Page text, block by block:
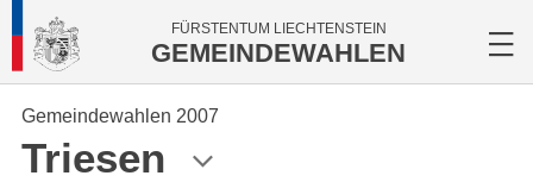
FÜRSTENTUM LIECHTENSTEIN
GEMEINDEWAHLEN
Gemeindewahlen 2007
Triesen